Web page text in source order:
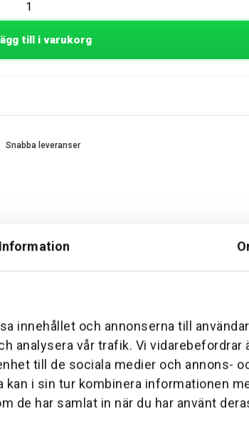
Information
innehållet och annonserna till
analysera vår trafik. Vi vidarebefordrar
till de sociala medier och annons-
i sin tur kombinera informationen
de har samlat in när du har använt
till i varukorg
Snabba leveranser
Över 30 års erfarenhet
Företaget startade 1 januari 1995 och har
sedan dess haft en god tillväxt.